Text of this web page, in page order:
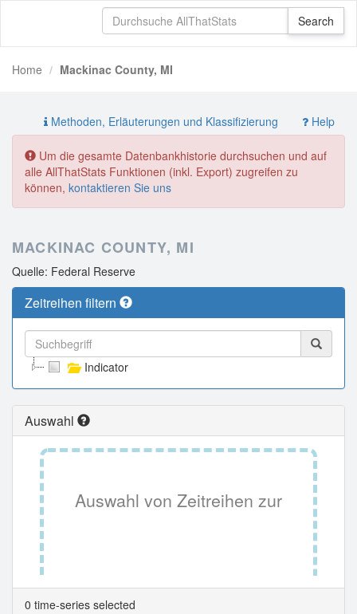
Home Mackinac County, MI
Methoden, Erläuterungen und Klassifizierung Help
Um die gesamte Datenbankhistorie durchsuchen und auf
alle AllThatStats Funktionen (inkl. Export) zugreifen zu
können, kontaktieren Sie uns
MACKINAC COUNTY, MI
Quelle: Federal Reserve
Zeitreihen filtern
Indicator
Auswahl
Auswahl von Zeitreihen zur
Tabellenansicht.
0 time-series selected